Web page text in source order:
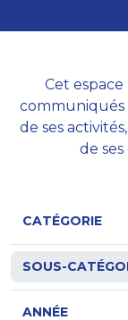
Cet espace
communiqués
de ses
de